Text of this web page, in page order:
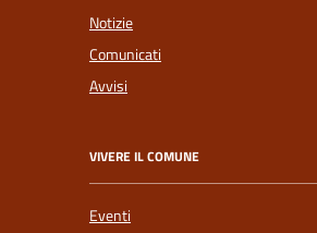
Notizie
Comunicati
Avvisi
VIVERE IL COMUNE
Eventi